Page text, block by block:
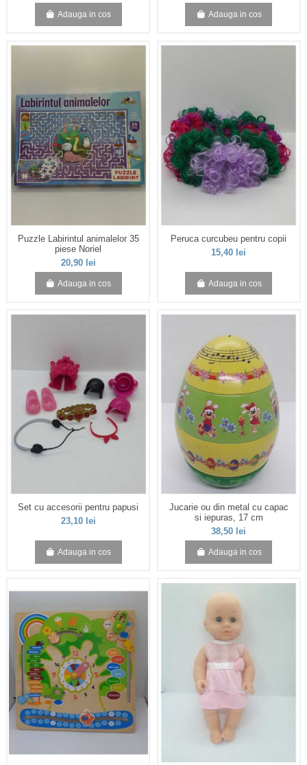
Adauga in cos Adauga in cos
Puzzle Labirintul animalelor 35
piese Noriel
20,90 lei
Adauga in cos
Peruca curcubeu pentru copii
15,40 lei
Adauga in cos
Set cu accesorii pentru papusi
23,10 lei
Adauga in cos
Jucarie ou din metal cu capac
si iepuras, 17 cm
38,50 lei
Adauga in cos